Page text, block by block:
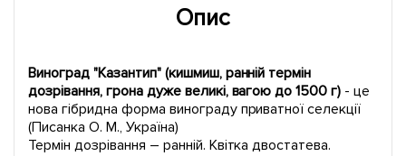
Опис
Виноград "Казантип" (кишмиш, ранній термін
дозрівання, грона дуже великі, вагою до 1500 г) - це
нова гібридна форма винограду приватної селекції
(Писанка О. М., Україна)
Термін дозрівання – ранній. Квітка двостатева.